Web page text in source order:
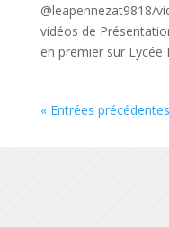
@leapennezat9818/
vidéos de
en premier sur Lycée
« Entrées précédentes